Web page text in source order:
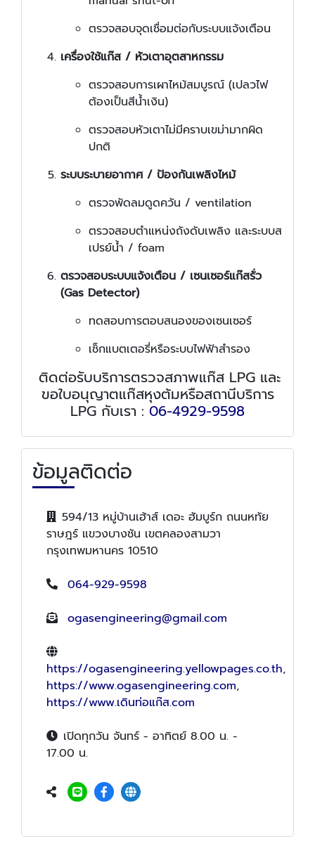
ตรวจสอบจุดเชื่อมต่อกับระบบแจ้งเตือน
เครื่องใช้แก๊ส / หัวเตาอุตสาหกรรม
ตรวจสอบการเผาไหม้สมบูรณ์ (เปลวไฟ
ต้องเป็นสีน้ำเงิน)
ตรวจสอบหัวเตาไม่มีคราบเขม่ามากผิด
ปกติ
ระบบระบายอากาศ / ป้องกันเพลิงไหม้
ตรวจพัดลมดูดควัน / ventilation
ตรวจสอบตำแหน่งถังดับเพลิง และระบบส
เปรย์น้ำ / foam
ตรวจสอบระบบแจ้งเตือน / เซนเซอร์แก๊สรั่ว
(Gas Detector)
ทดสอบการตอบสนองของเซนเซอร์
เช็กแบตเตอรี่หรือระบบไฟฟ้าสำรอง
ติดต่อรับบริการตรวจสภาพแก๊ส LPG และ
ขอใบอนุญาตแก๊สหุงต้มหรือสถานีบริการ
LPG กับเรา : 06-4929-9598
ข้อมูลติดต่อ
594/13 หมู่บ้านเฮ้าส์ เดอะ ฮัมบูร์ก ถนนหทัย
ราษฎร์ แขวงบางชัน เขตคลองสามวา
กรุงเทพมหานคร 10510
064-929-9598
ogasengineering@gmail.com
https://ogasengineering.yellowpages.co.th,
https://www.ogasengineering.com,
https://www.เดินท่อแก๊ส.com
เปิดทุกวัน จันทร์ - อาทิตย์ 8.00 น. -
17.00 น.